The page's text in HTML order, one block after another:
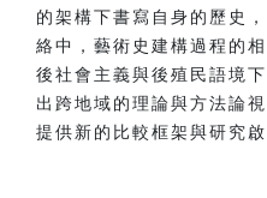
的架構下書寫自身的歷史
絡中，藝術史建構過程的
後社會主義與後殖民語境
出跨地域的理論與方法論
提供新的比較框架與研究啟